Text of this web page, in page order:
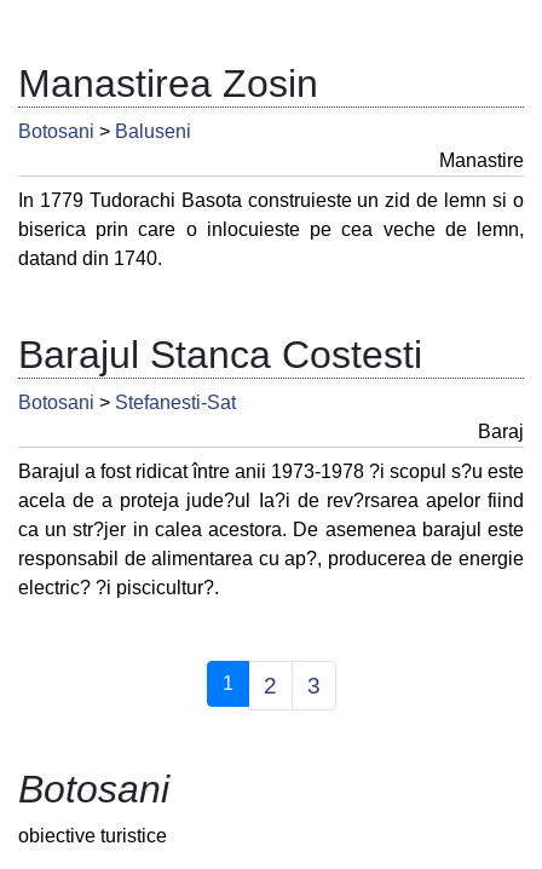
Manastirea Zosin
Botosani > Baluseni
Manastire
In 1779 Tudorachi Basota construieste un zid de lemn si o
biserica prin care o inlocuieste pe cea veche de lemn,
datand din 1740.
Barajul Stanca Costesti
Botosani > Stefanesti-Sat
Baraj
Barajul a fost ridicat între anii 1973-1978 ?i scopul s?u este
acela de a proteja jude?ul Ia?i de rev?rsarea apelor fiind
ca un str?jer in calea acestora. De asemenea barajul este
responsabil de alimentarea cu ap?, producerea de energie
electric? ?i piscicultur?.
1(current)
2 3
Botosani
obiective turistice